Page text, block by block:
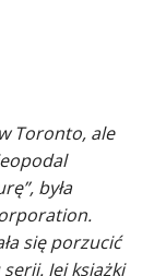
Toronto, ale
była
się porzucić
Jej książki